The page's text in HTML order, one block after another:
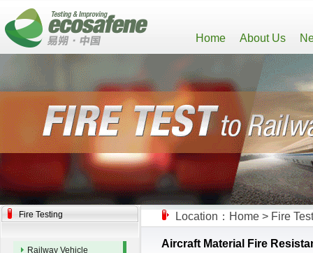
Home About Us
Location： Home > Fire
Aircraft Material Fire
Fire Testing
Railway Vehicle